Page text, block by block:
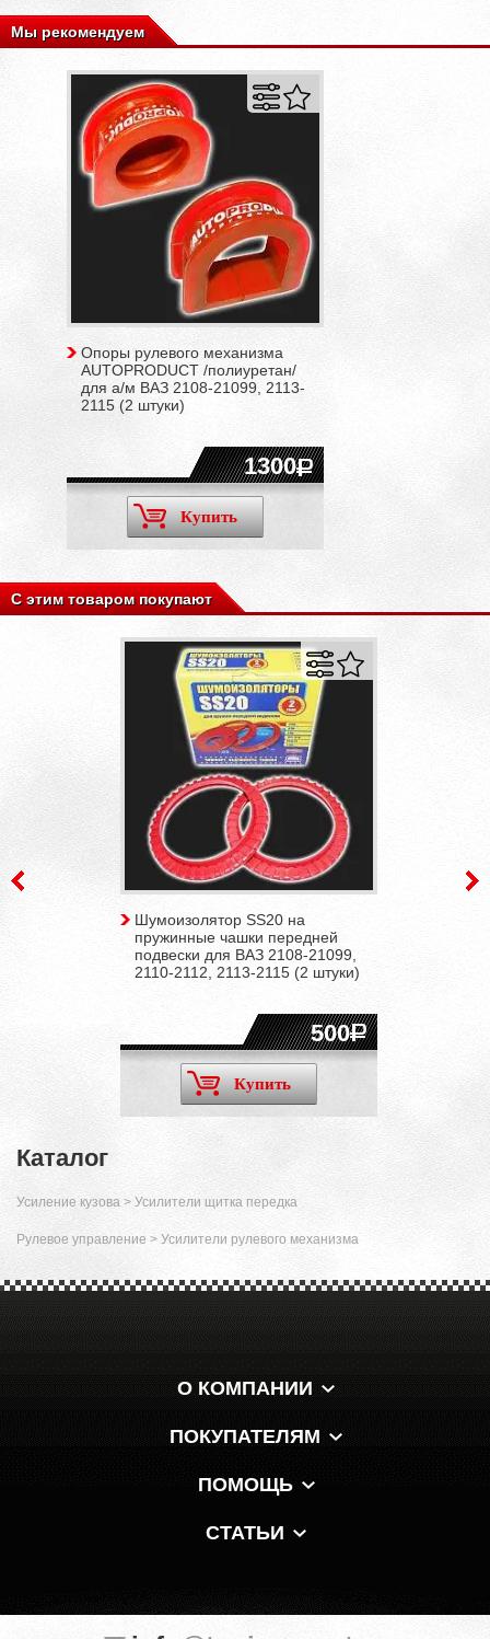
Мы рекомендуем
Опоры рулевого механизма
AUTOPRODUCT /полиуретан/
для а/м ВАЗ 2108-21099, 2113-
2115 (2 штуки)
1300
Купить
С этим товаром покупают
Шумоизолятор SS20 на
пружинные чашки передней
подвески для ВАЗ 2108-21099,
2110-2112, 2113-2115 (2 штуки)
500
Купить
Каталог
Усиление кузова > Усилители щитка передка
Рулевое управление > Усилители рулевого механизма
О КОМПАНИИ
ПОКУПАТЕЛЯМ
ПОМОЩЬ
СТАТЬИ